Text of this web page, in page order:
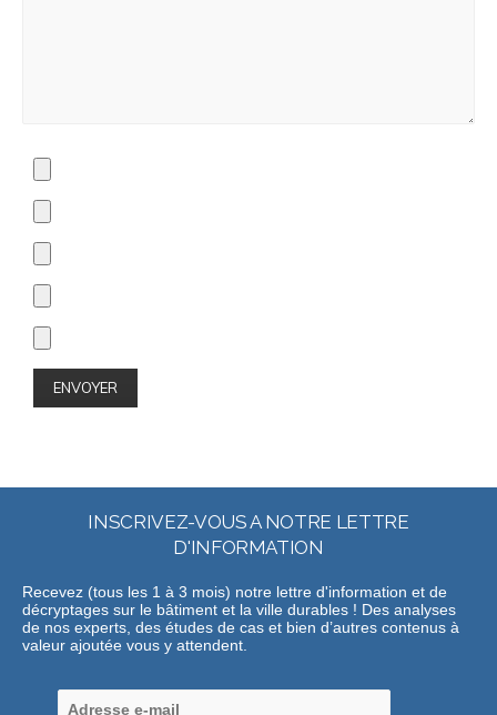
INSCRIVEZ-VOUS A NOTRE LETTRE
D'INFORMATION
Recevez (tous les 1 à 3 mois) notre lettre d'information et de
décryptages sur le bâtiment et la ville durables ! Des analyses
de nos experts, des études de cas et bien d’autres contenus à
valeur ajoutée vous y attendent.